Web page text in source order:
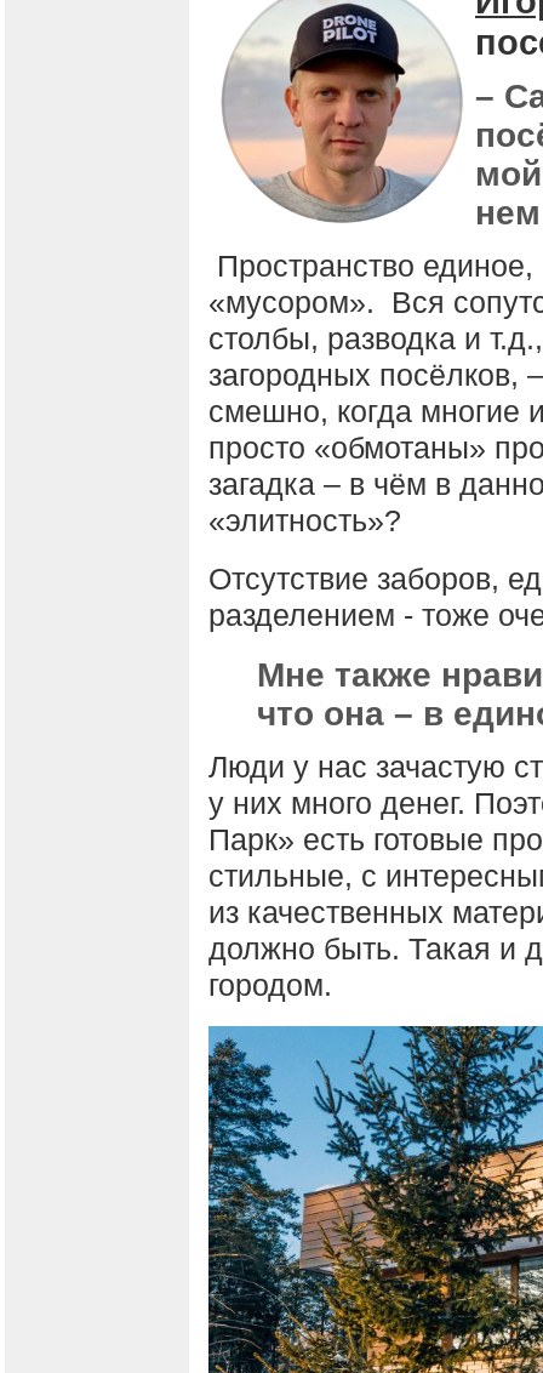
–
Пространство
«мусором». Вся
столбы, разводка и
загородных посёлков,
смешно, когда многие
просто «обмотаны»
загадка – в чём в
«элитность»?
Отсутствие заборов,
разделением - тоже
Мне также
что она – в
Люди у нас зачастую
у них много денег.
Парк» есть готовые
стильные, с
из качественных
должно быть. Такая и
городом.